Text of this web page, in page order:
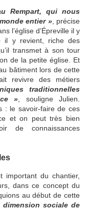
Rempart, qui nous
entier », précise
l’église d’Épreville il y
y revient, riche des
transmet à son tour
de la petite église. Et
bâtiment lors de cette
revivre des métiers
traditionnelles
», souligne Julien.
: le savoir-faire de ces
et on peut très bien
de connaissances
du chantier,
dans ce concept du
au début de cette
sociale de